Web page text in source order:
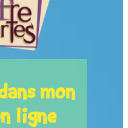
mon
ligne